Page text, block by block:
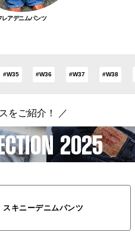
レアデニムパンツ
#W35 #W36 #W37 #W38
をご紹介！ ／
スキニーデニムパンツ